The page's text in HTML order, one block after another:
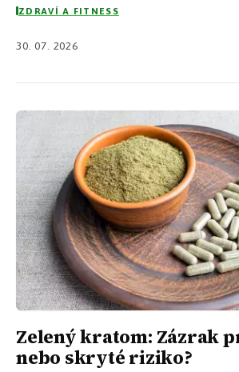
ZDRAVÍ A FITNESS
30. 07. 2026
Zelený kratom: Zázrak
nebo skryté riziko?